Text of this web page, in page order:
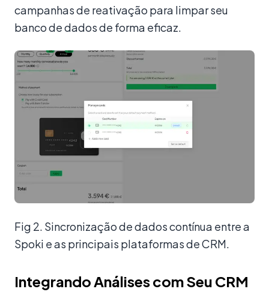
campanhas de reativação para limpar seu
banco de dados de forma eficaz.
Fig 2. Sincronização de dados contínua entre a
Spoki e as principais plataformas de CRM.
Integrando Análises com Seu CRM